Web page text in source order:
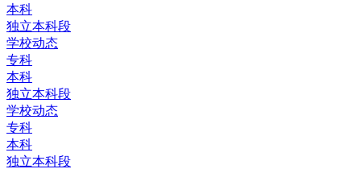
本科
独立本科段
学校动态
专科
本科
独立本科段
学校动态
专科
本科
独立本科段